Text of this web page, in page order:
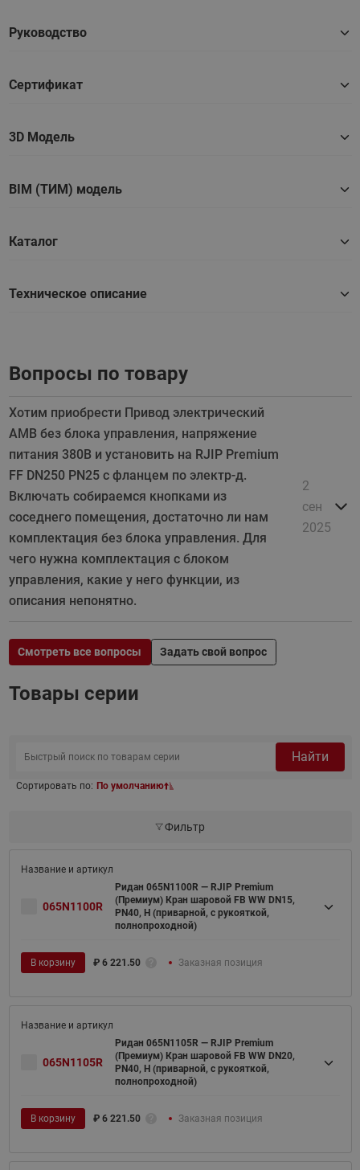
Руководство
Сертификат
3D Модель
BIM (ТИМ) модель
Каталог
Техническое описание
Вопросы по товару
Хотим приобрести Привод электрический
АМВ без блока управления, напряжение
питания 380В и установить на RJIP Premium
FF DN250 PN25 с фланцем по электр-д.
Включать собираемся кнопками из
соседнего помещения, достаточно ли нам
комплектация без блока управления. Для
чего нужна комплектация с блоком
управления, какие у него функции, из
описания непонятно.
2
сен
2025
Смотреть все вопросы Задать свой вопрос
Товары серии
Найти
Сортировать по: По умолчанию
Фильтр
065N1100R
Ридан 065N1100R — RJIP Premium
(Премиум) Кран шаровой FB WW DN15,
PN40, H (приварной, с рукояткой,
полнопроходной)
В корзину ₽ 6 221.50 Заказная позиция
065N1105R
Ридан 065N1105R — RJIP Premium
(Премиум) Кран шаровой FB WW DN20,
PN40, H (приварной, с рукояткой,
полнопроходной)
В корзину ₽ 6 221.50 Заказная позиция